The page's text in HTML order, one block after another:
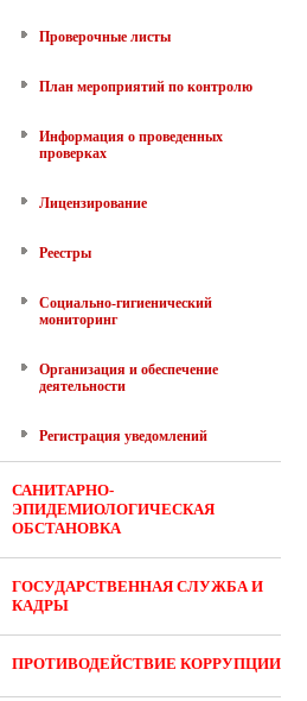
Проверочные листы
План мероприятий по контролю
Информация о проведенных
проверках
Лицензирование
Реестры
Социально-гигиенический
мониторинг
Организация и обеспечение
деятельности
Регистрация уведомлений
САНИТАРНО-
ЭПИДЕМИОЛОГИЧЕСКАЯ
ОБСТАНОВКА
ГОСУДАРСТВЕННАЯ СЛУЖБА И
КАДРЫ
ПРОТИВОДЕЙСТВИЕ КОРРУПЦИИ